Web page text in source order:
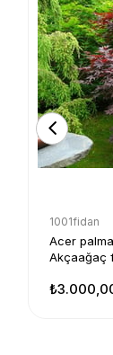
1001fidan
Acer
Akçaağaç